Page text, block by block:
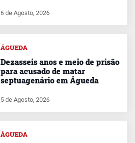
6 de Agosto, 2026
ÁGUEDA
Dezasseis anos e meio de prisão
para acusado de matar
septuagenário em Águeda
5 de Agosto, 2026
ÁGUEDA